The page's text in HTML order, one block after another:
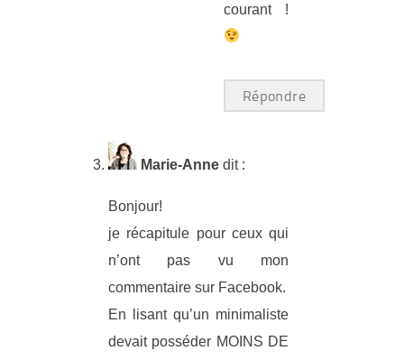
courant !
Répondre
Marie-Anne dit :
Bonjour!
je récapitule pour ceux qui
n’ont pas vu mon
commentaire sur Facebook.
En lisant qu’un minimaliste
devait posséder MOINS DE